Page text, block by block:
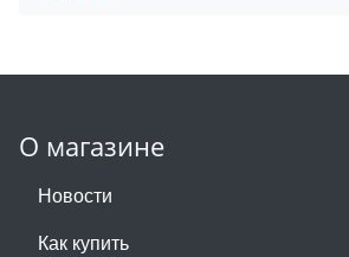
О магазине
Новости
Как купить